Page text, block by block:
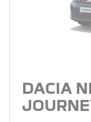
DACIA